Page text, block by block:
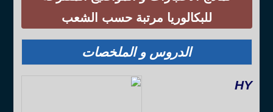
للبكالوريا مرتبة حسب الشعب
الدروس و الملخصات
HY